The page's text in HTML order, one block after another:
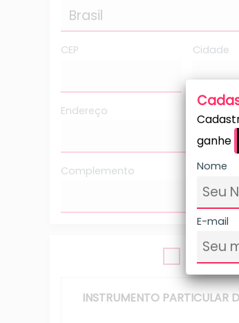
CEP Cidade
Endereço
Complemento
INSTRUMENTO PARTICULAR
ganhe
Nome
E-mail